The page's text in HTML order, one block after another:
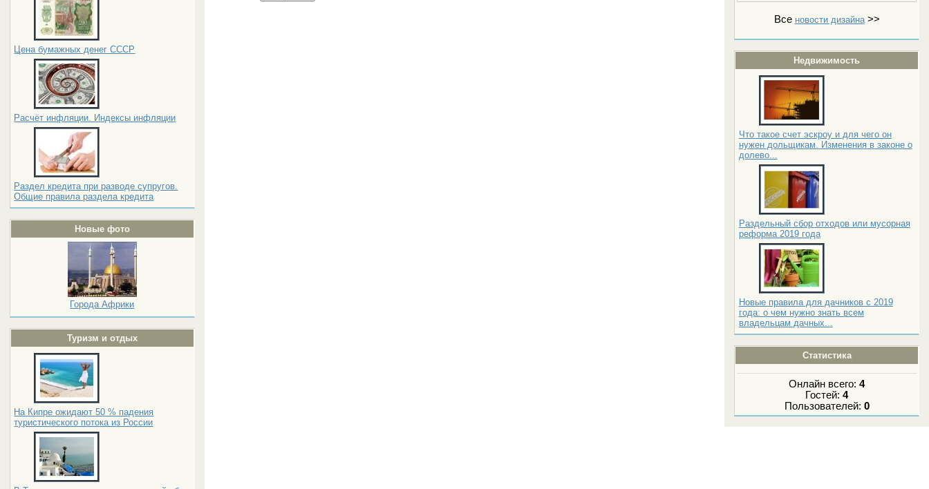
Цена бумажных денег СССР
Расчёт инфляции. Индексы инфляции
Раздел кредита при разводе супругов.
Общие правила раздела кредита
Новые фото
Города Африки
Туризм и отдых
На Кипре ожидают 50 % падения
туристического потока из России
Все новости дизайна>>
Недвижимость
Что такое счет эскроу и для чего он
нужен дольщикам. Изменения в законе о
долево...
Раздельный сбор отходов или мусорная
реформа 2019 года
Новые правила для дачников с 2019
года: о чем нужно знать всем
владельцам дачных...
Статистика
Онлайн всего:4
Гостей:4
Пользователей: 0